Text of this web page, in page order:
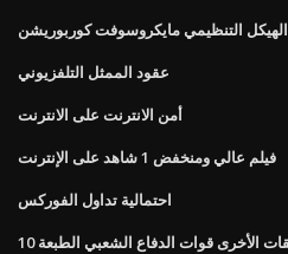
الهيكل التنظيمي مايكروسوفت كوربوريشن
عقود الممثل التلفزيوني
أمن الانترنت على الانترنت
فيلم عالي ومنخفض 1 شاهد على الإنترنت
احتمالية تداول الفوركس